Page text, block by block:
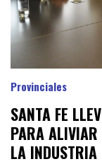
SANTA FE
PARA
LA INDUSTRIA
Provinciales